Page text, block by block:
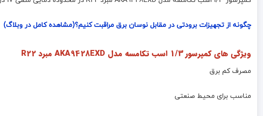
چگونه از تجهیزات برودتی در مقابل نوسان برق مراقبت کنیم؟(مشاهده کامل در وبلاگ)
ویژگی های کمپرسور 1/3 اسب تکامسه مدل AKA9428EXD مبرد R22
مصرف کم برق
مناسب برای محیط صنعتی